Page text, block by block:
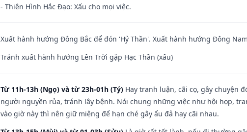
- Thiên Hình Hắc Đạo: Xấu cho mọi việc.
Xuất hành hướng Đông Bắc để đón 'Hỷ Thần'. Xuất hành hướng Đông
Tránh xuất hành hướng Lên Trời gặp Hạc Thần (xấu)
Từ 11h-13h (Ngọ) và từ 23h-01h (Tý) Hay tranh luận, cãi cọ, gây chuyện
người nguyền rủa, tránh lây bệnh. Nói chung những việc như hội họp,
vào giờ này thì nên giữ miệng để hạn ché gây ẩu đả hay cãi nhau.